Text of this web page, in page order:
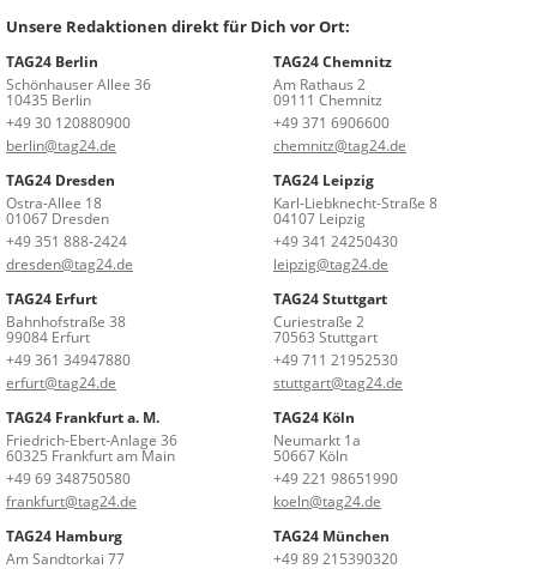
Unsere Redaktionen direkt für Dich vor Ort:
TAG24 Berlin
Schönhauser Allee 36
10435 Berlin
+49 30 120880900
berlin@tag24.de
TAG24 Chemnitz
Am Rathaus 2
09111 Chemnitz
+49 371 6906600
chemnitz@tag24.de
TAG24 Dresden
Ostra-Allee 18
01067 Dresden
+49 351 888-2424
dresden@tag24.de
TAG24 Leipzig
Karl-Liebknecht-Straße 8
04107 Leipzig
+49 341 24250430
leipzig@tag24.de
TAG24 Erfurt
Bahnhofstraße 38
99084 Erfurt
+49 361 34947880
erfurt@tag24.de
TAG24 Stuttgart
Curiestraße 2
70563 Stuttgart
+49 711 21952530
stuttgart@tag24.de
TAG24 Frankfurt a. M.
Friedrich-Ebert-Anlage 36
60325 Frankfurt am Main
+49 69 348750580
frankfurt@tag24.de
TAG24 Köln
Neumarkt 1a
50667 Köln
+49 221 98651990
koeln@tag24.de
TAG24 Hamburg
Am Sandtorkai 77
TAG24 München
+49 89 215390320